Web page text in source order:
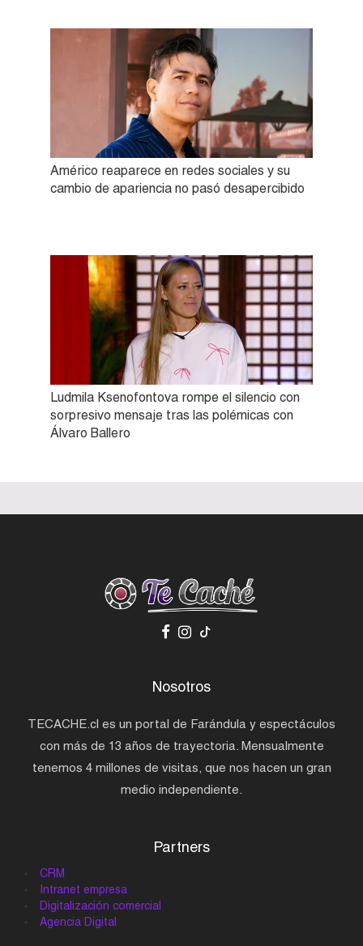
Américo reaparece en redes sociales y su
cambio de apariencia no pasó desapercibido
Ludmila Ksenofontova rompe el silencio con
sorpresivo mensaje tras las polémicas con
Álvaro Ballero
Nosotros
TECACHE.cl es un portal de Farándula y espectáculos
con más de 13 años de trayectoria. Mensualmente
tenemos 4 millones de visitas, que nos hacen un gran
medio independiente.
Partners
CRM
Intranet empresa
Digitalización comercial
Agencia Digital